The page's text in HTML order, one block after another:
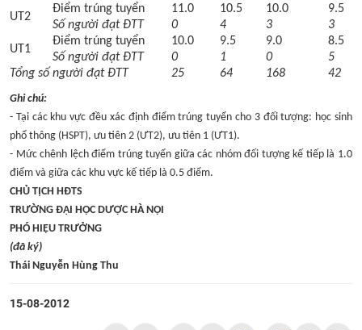
UT2
Điểm trúng tuyển 11.0 10.5 10.0
9.5
Số người đạt ĐTT
0 4 3
3
UT1
Điểm trúng tuyển 10.0 9.5 9.0
8.5
Số người đạt ĐTT
0 1 0
5
Tổng số người đạt ĐTT
25 64 168 42
Ghi chú:
- Tại các khu vực đều xác định điểm trúng tuyển cho 3 đối tượng: học sinh
phổ thông (HSPT), ưu tiên 2 (ƯT2), ưu tiên 1 (ƯT1).
- Mức chênh lệch điểm trúng tuyển giữa các nhóm đối tượng kế tiếp là 1.0
điểm và giữa các khu vực kế tiếp là 0.5 điểm.
CHỦ TỊCH HĐTS
TRƯỜNG ĐẠI HỌC DƯỢC HÀ NỘI
PHÓ HIỆU TRƯỞNG
(đã ký)
Thái Nguyễn Hùng Thu
15-08-2012